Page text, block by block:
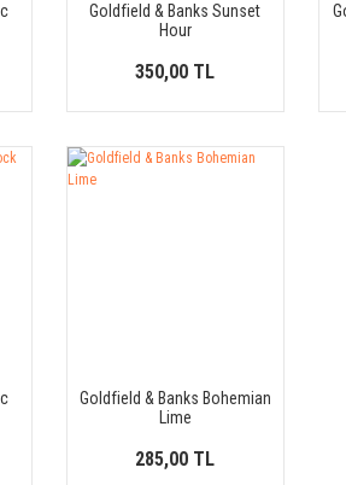
Goldfield & Banks Sunset
Hour
350,00 TL
Goldfield & Banks Bohemian
Lime
285,00 TL